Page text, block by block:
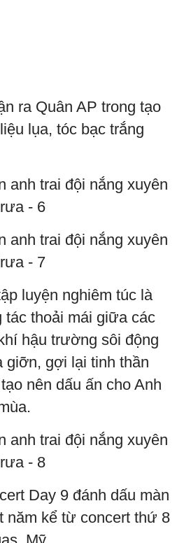
ra Quân AP trong tạo
lụa, tóc bạc trắng
luyện nghiêm túc là
thoải mái giữa các
hậu trường sôi động
giỡn, gợi lại tinh thần
nên dấu ấn cho Anh
Day 9 đánh dấu màn
năm kể từ concert thứ 8